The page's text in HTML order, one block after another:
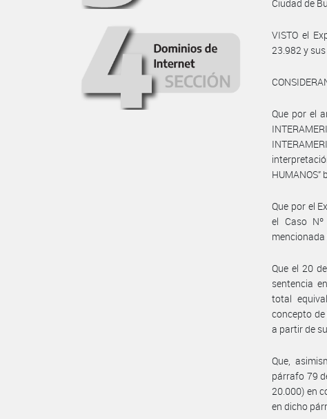
Ciudad de
VISTO el
23.982 y
Que por el
Que por el
el Caso Nº
mencionada
Que el 20
sentencia
total
concepto de
a partir de
Que,
párrafo 79
20.000) en
en dicho